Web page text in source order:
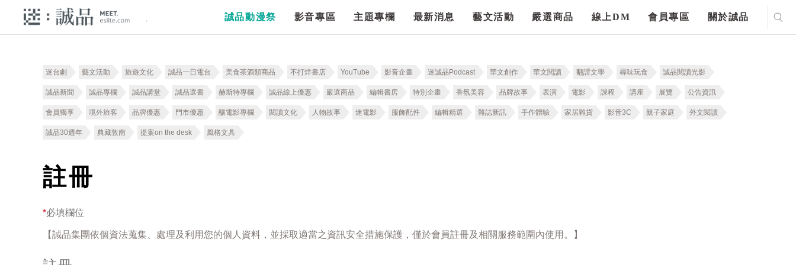
誠品動漫祭 影音專區 主題專欄 最新消息 藝文活動 嚴選商品 線上DM 會員專區 關於誠品
迷台劇 藝文活動 旅遊文化 誠品一日電台 美食茶酒類商品 不打烊書店 YouTube 影音企畫 迷誠品Podcast 華文創作 華文閱讀 翻譯文學 尋味玩食 誠品閱讀光影
誠品新聞 誠品專欄 誠品講堂 誠品選書 赫斯特專欄 誠品線上優惠 嚴選商品 編輯書房 特別企畫 香氛美容 品牌故事 表演 電影 課程 講座 展覽 公告資訊
會員獨享 境外旅客 品牌優惠 門市優惠 釀電影專欄 閱讀文化 人物故事 迷電影 服飾配件 編輯精選 雜誌新訊 手作體驗 家居雜貨 影音3C 親子家庭 外文閱讀
誠品30週年 典藏敦南 提案on the desk 風格文具
註冊
*必填欄位
【誠品集團依個資法蒐集、處理及利用您的個人資料，並採取適當之資訊安全措施保護，僅於會員註冊及相關服務範圍內使用。】